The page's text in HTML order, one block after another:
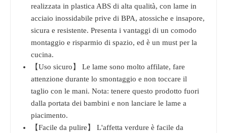
realizzata in plastica ABS di alta qualità, con lame in
acciaio inossidabile prive di BPA, atossiche e insapore,
sicura e resistente. Presenta i vantaggi di un comodo
montaggio e risparmio di spazio, ed è un must per la
cucina.
【Uso sicuro】 Le lame sono molto affilate, fare
attenzione durante lo smontaggio e non toccare il
taglio con le mani. Nota: tenere questo prodotto fuori
dalla portata dei bambini e non lanciare le lame a
piacimento.
【Facile da pulire】 L'affetta verdure è facile da